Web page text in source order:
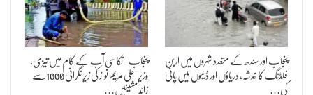
پنجاب اور سندھ کے متعدد شہروں میں اربن
فلڈنگ کا خدشہ، دریاؤں اور ڈیموں میں پانی
کی…
پنجاب۔نکاسی آب کے کام میں تیزی،
وزیر اعلیٰ مریم نواز کی زیر نگرانی 1000سے
زائد مشینیں…